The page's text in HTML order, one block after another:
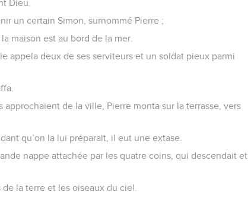
Dieu.
un certain Simon, surnommé Pierre ;
maison est au bord de la mer.
appela deux de ses serviteurs et un soldat pieux parmi
de la ville, Pierre monta sur la terrasse, vers
qu’on la lui préparait, il eut une extase.
nappe attachée par les quatre coins, qui descendait et
la terre et les oiseaux du ciel.